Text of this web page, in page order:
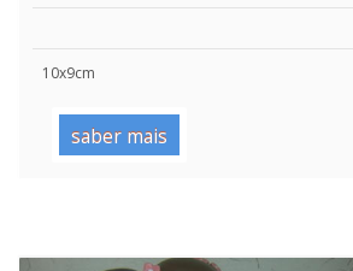
10x9cm
saber mais